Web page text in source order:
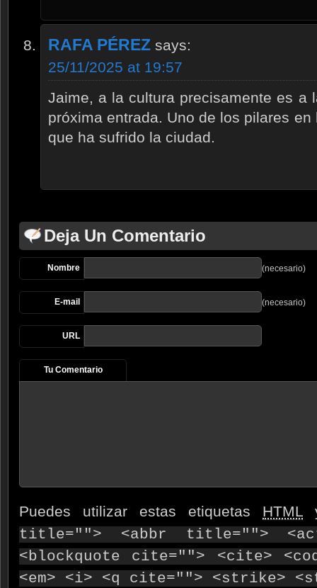
RAFA PÉREZ says:
25/11/2025 at 19:57
Jaime, a la cultura precisamente es a
próxima entrada. Uno de los pilares
que ha sufrido la ciudad.
Deja Un Comentario
Nombre (necesario)
E-mail (necesario)
URL
Tu Comentario
Puedes utilizar estas etiquetas HTML
title=""> <abbr title="">
<blockquote cite=""> <cite>
<em> <i> <q cite=""> <strike>